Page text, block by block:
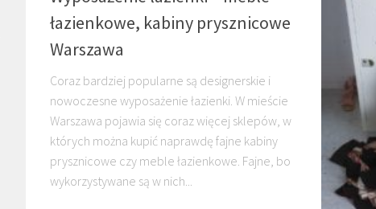
łazienkowe, kabiny prysznicowe
Warszawa
Coraz bardziej popularne są designerskie i
nowoczesne wyposażenie łazienki. W mieście
Warszawa pojawia się coraz więcej sklepów, w
których można kupić naprawdę fajne kabiny
prysznicowe czy meble łazienkowe. Fajne, bo
wykorzystywane są w nich...